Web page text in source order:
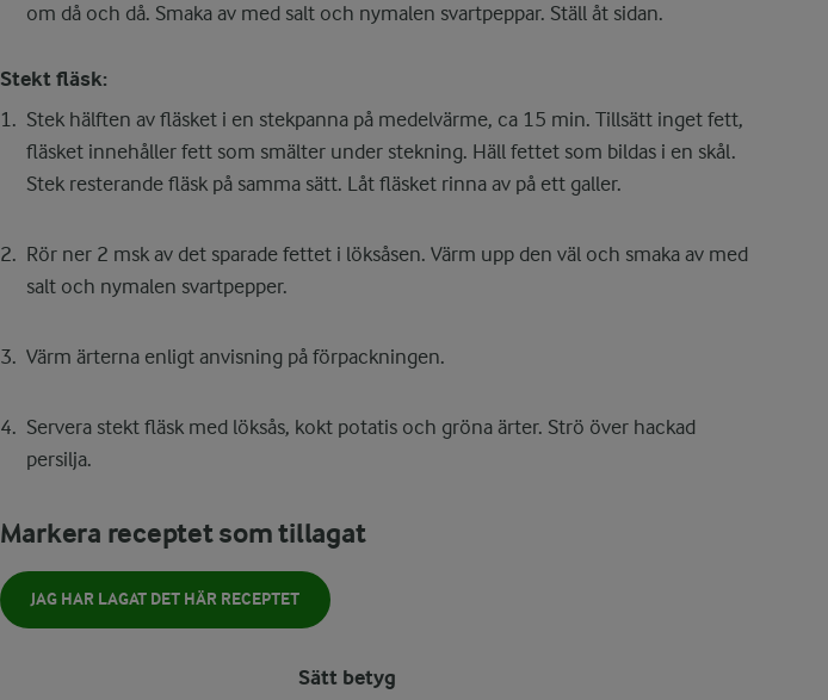
om då och då. Smaka av med salt och nymalen svartpeppar. Ställ åt sidan.
Stekt fläsk:
Stek hälften av fläsket i en stekpanna på medelvärme, ca 15 min. Tillsätt inget fett,
fläsket innehåller fett som smälter under stekning. Häll fettet som bildas i en skål.
Stek resterande fläsk på samma sätt. Låt fläsket rinna av på ett galler.
Rör ner 2 msk av det sparade fettet i löksåsen. Värm upp den väl och smaka av med
salt och nymalen svartpepper.
Värm ärterna enligt anvisning på förpackningen.
Servera stekt fläsk med löksås, kokt potatis och gröna ärter. Strö över hackad
persilja.
Markera receptet som tillagat
JAG HAR LAGAT DET HÄR RECEPTET
Sätt betyg